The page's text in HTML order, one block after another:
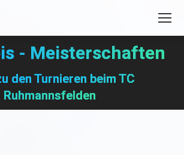
- Meisterschaften
den Turnieren beim TC
Ruhmannsfelden
Sie befinden sich hier: